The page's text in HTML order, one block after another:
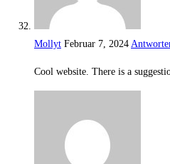
Mollyt Februar 7, 2024
Cool website. There is a